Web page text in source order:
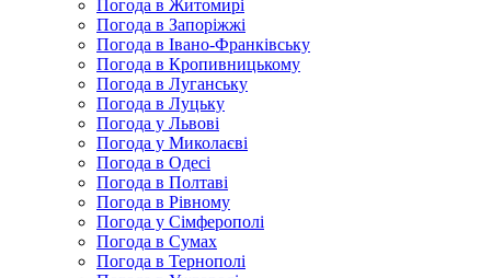
Погода в Житомирі
Погода в Запоріжжі
Погода в Івано-Франківську
Погода в Кропивницькому
Погода в Луганську
Погода в Луцьку
Погода у Львові
Погода у Миколаєві
Погода в Одесі
Погода в Полтаві
Погода в Рівному
Погода у Сімферополі
Погода в Сумах
Погода в Тернополі